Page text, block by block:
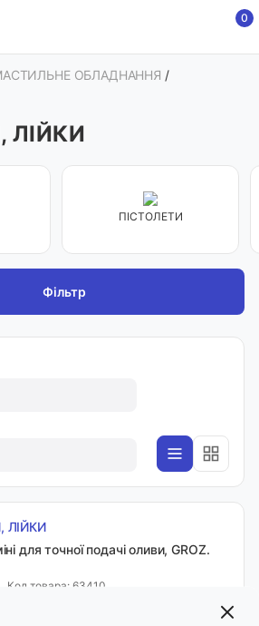
0
ОБЛАДНАННЯ /
ЛІЙКИ
ПІСТОЛЕТИ
Фільтр
ЛІЙКИ
для точної подачі оливи, GROZ.
Код товара: 63410